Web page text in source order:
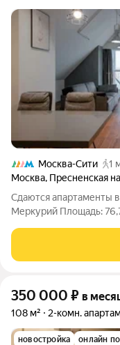
Москва-Сити
1
Москва, Пресненская
Сдаются апартаменты
Меркурий Площадь:
готовые для
необходимое:
350 000 ₽ в
108 м² 2-комн.
новостройка онлайн